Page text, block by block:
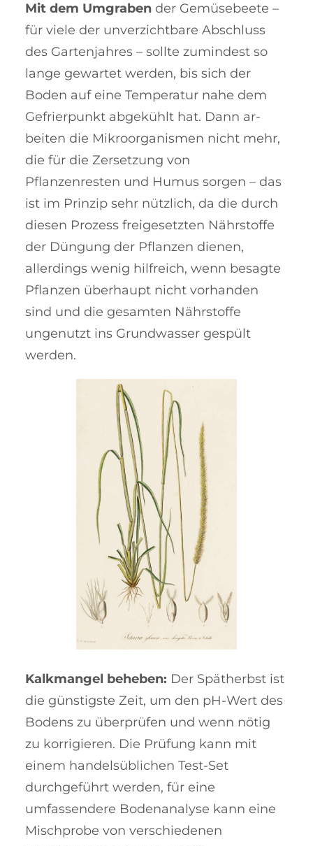
Mit dem Umgraben der Gemüse­beete –
für viele der unverzichtbare Ab­schluss
des Gartenjahres – sollte zu­mindest so
lange gewartet werden, bis sich der
Boden auf eine Tem­pe­ratur nahe dem
Ge­frierpunkt abge­kühlt hat. Dann ar­
beiten die Mikro­or­ga­nis­men nicht mehr,
die für die Zer­setzung von
Pflanzenresten und Hu­mus sorgen – das
ist im Prinzip sehr nützlich, da die durch
diesen Prozess frei­gesetzten Nähr­stoffe
der Düngung der Pflanzen die­nen,
allerdings we­nig hilf­reich, wenn besagte
Pflanzen über­haupt nicht vor­handen
sind und die gesamten Nährstoffe
ungenutzt ins Grund­wasser gespült
werden.
Kalkmangel beheben: Der Spät­herbst ist
die günstigste Zeit, um den pH-Wert des
Bo­dens zu über­prüfen und wenn nötig
zu korrigieren. Die Prü­fung kann mit
einem han­dels­üblichen Test-Set
durchgeführt wer­den, für eine
umfassendere Boden­ana­ly­se kann eine
Mischprobe von verschiedenen